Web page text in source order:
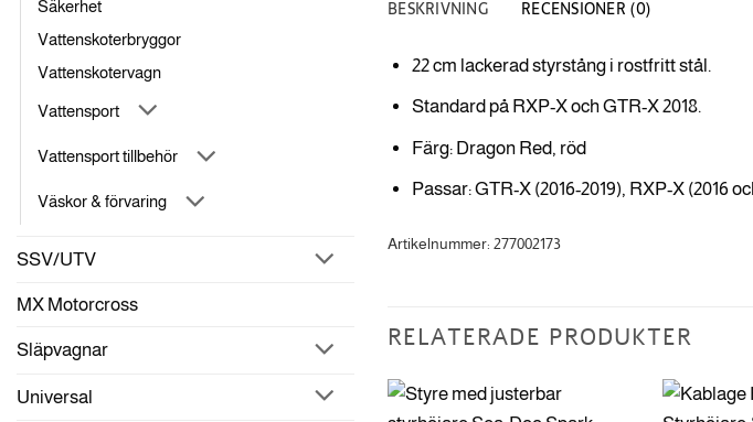
Säkerhet
Vattenskoterbryggor
Vattenskotervagn
Vattensport
Vattensport tillbehör
Väskor & förvaring
SSV/UTV
MX Motorcross
Släpvagnar
Universal
BESKRIVNING RECENSIONER (0)
22 cm lackerad styrstång i rostfritt stål.
Standard på RXP-X och GTR-X 2018.
Färg: Dragon Red, röd
Passar: GTR-X (2016-2019), RXP-X (2016
Artikelnummer: 277002173
RELATERADE PRODUKTER